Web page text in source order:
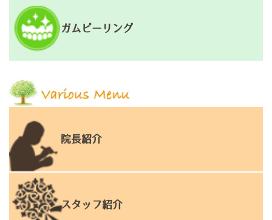
ガムピーリング
院長紹介
スタッフ紹介